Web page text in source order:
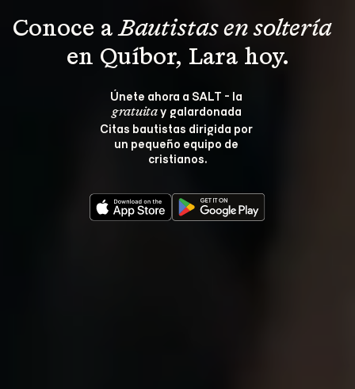
Conoce a Bautistas en soltería
en Quíbor, Lara hoy.
Únete ahora a SALT - la
gratuita y galardonada
Citas bautistas dirigida por
un pequeño equipo de
cristianos.